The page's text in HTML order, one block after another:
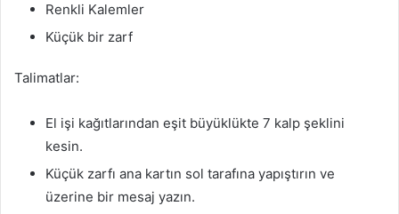
Renkli Kalemler
Küçük bir zarf
Talimatlar:
El işi kağıtlarından eşit büyüklükte 7 kalp şeklini
kesin.
Küçük zarfı ana kartın sol tarafına yapıştırın ve
üzerine bir mesaj yazın.